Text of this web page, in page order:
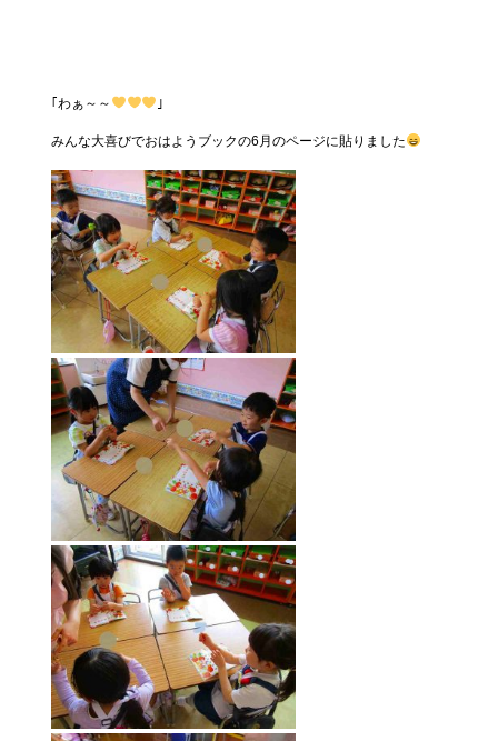
｢わぁ～～ ｣
みんな大喜びでおはようブックの6月のページに貼りました